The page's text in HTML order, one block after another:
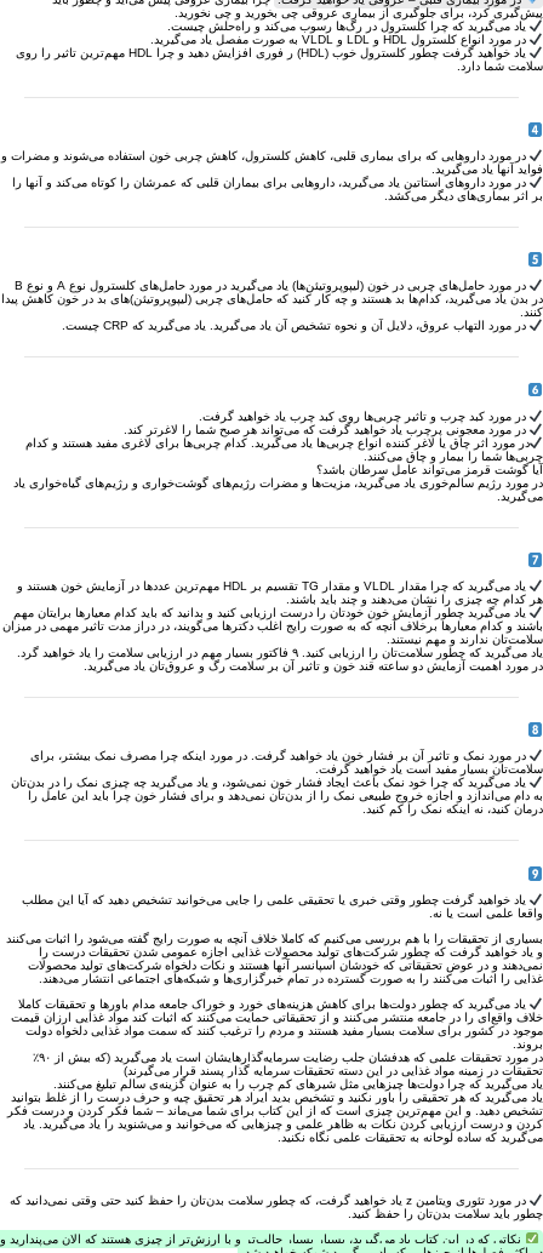
پیش‌گیری کرد، برای جلوگیری از بیماری عروقی چی بخورید و چی نخورید.
یاد می‌گیرید که چرا کلسترول در رگ‌ها رسوب می‌کند و راه‌حلش چیست.
در مورد انواع کلسترول HDL و LDL و VLDL به صورت مفصل یاد می‌گیرید.
یاد خواهید گرفت چطور کلسترول خوب (HDL) ر فوری افزایش دهید و چرا HDL مهم‌ترین تاثیر را روی
سلامت شما دارد.
در مورد دارو‌هایی که برای بیماری قلبی، کاهش کلسترول، کاهش چربی خون استفاده می‌شوند و مضرات و
فواید آنها یاد می‌گیرید.
در مورد دارو‌های استاتین یاد می‌گیرید، دارو‌هایی برای بیماران قلبی که عمرشان را کوتاه می‌کند و آنها را
بر اثر بیماری‌های دیگر می‌کشد.
در مورد حامل‌های چربی در خون (لیپو‌پروتیئن‌ها) یاد می‌گیرید در مورد حامل‌های کلسترول نوع A و نوع B
در بدن یاد می‌گیرید، کدام‌ها بد هستند و چه کار کنید که حامل‌های چربی (لیپو‌پروتیئن‌)های بد در خون کاهش پیدا
کنند.
در مورد التهاب عروق، دلایل آن و نحوه تشخیص آن یاد می‌گیرید. یاد می‌گیرید که CRP چیست.
در مورد کبد چرب و تاثیر چربی‌ها روی کبد چرب یاد خواهید گرفت.
در مورد معجونی پر‌چرب یاد خواهید گرفت که می‌تواند هر صبح شما را لاغر‌تر کند.
در مورد اثر چاق یا لاغر کننده انواع چربی‌ها یاد می‌گیرید. کدام چربی‌ها برای لاغری مفید هستند و کدام
چربی‌ها شما را بیمار و چاق می‌کنند.
آیا گوشت قرمز می‌تواند عامل سرطان باشد؟
در مورد رژیم سالم‌خوری یاد می‌گیرید، مزیت‌ها و مضرات رژیم‌های گوشت‌خواری و رژیم‌های گیاه‌خواری یاد
می‌گیرید.
یاد می‌گیرید که چرا مقدار VLDL و مقدار TG تقسیم بر HDL مهم‌ترین عدد‌ها در آزمایش خون هستند و
هر کدام چه چیزی را نشان می‌دهند و چند باید باشند.
یاد می‌گیرید چطور آزمایش خون خودتان را درست ارزیابی کنید و بدانید که باید کدام معیار‌ها برایتان مهم
باشند و کدام معیار‌ها بر‌خلاف آنچه که به صورت رایج اغلب دکتر‌ها می‌گویند، در دراز مدت تاثیر مهمی در میزان
سلامت‌تان ندارند و مهم نیستند.
یاد می‌گیرید که چطور سلامت‌تان را ارزیابی کنید. ۹ فاکتور بسیار مهم در ارزیابی سلامت را یاد خواهید گرد.
در مورد اهمیت آزمایش دو ساعته قند خون و تاثیر آن بر سلامت رگ و عروق‌تان یاد می‌گیرید.
در مورد نمک و تاثیر آن بر فشار خون یاد خواهید گرفت. در مورد اینکه چرا مصرف نمک بیشتر، برای
سلامت‌تان بسیار مفید است یاد خواهید گرفت.
یاد می‌گیرید که چرا خود نمک باعث ایجاد فشار خون نمی‌شود، و یاد می‌گیرید چه چیزی نمک را در بدن‌تان
به دام می‌اندازد و اجازه خروج طبیعی نمک را از بدن‌تان نمی‌دهد و برای فشار خون چرا باید این عامل را
درمان کنید، نه اینکه نمک را کم کنید.
یاد خواهید گرفت چطور وقتی خبری یا تحقیقی علمی را جایی می‌خوانید تشخیص دهید که آیا این مطلب
واقعا علمی است یا نه.
بسیاری از تحقیقات را با هم بررسی می‌کنیم که کاملا خلاف آنچه به صورت رایج گفته می‌شود را اثبات می‌کنند
و یاد خواهید گرفت که چطور شرکت‌های تولید محصولات غذایی اجازه عمومی شدن تحقیقات درست را
نمی‌دهند و در عوض تحقیقاتی که خودشان اسپانسر آنها هستند و نکات دلخواه شرکت‌های تولید محصولات
غذایی را اثبات می‌کنند را به صورت گسترده در تمام خبرگزاری‌ها و شبکه‌های اجتماعی انتشار می‌دهند.
یاد می‌گیرید که چطور دولت‌ها برای کاهش هزینه‌های خورد و خوراک جامعه مدام باور‌ها و تحقیقات کاملا
خلاف واقع‌ای را در جامعه منتشر می‌کنند و از تحقیقاتی حمایت می‌کنند که اثبات کند مواد غذایی ارزان‌ قیمت
موجود در کشور برای سلامت بسیار مفید هستند و مردم را ترغیب کنند که سمت مواد غذایی دلخواه دولت
بروند.
در مورد تحقیقات علمی که هدفشان جلب رضایت سرمایه‌گذار‌هایشان است یاد می‌گیرید (که بیش از ۹۰٪
تحقیقات در زمینه مواد غذایی در این دسته تحقیقات سرمایه گذار پسند قرار می‌گیرند)
یاد می‌گیرید که چرا دولت‌ها چیز‌هایی مثل شیر‌های کم چرب را به عنوان گزینه‌ی سالم تبلیغ می‌کنند.
یاد می‌گیرید که هر تحقیقی را باور نکنید و تشخیص بدید ایراد هر تحقیق چیه و حرف درست را از غلط بتوانید
تشخیص دهید. و این مهم‌ترین چیزی است که از این کتاب برای شما می‌ماند – شما فکر کردن و درست فکر
کردن و درست ارزیابی کردن نکات به ظاهر علمی و چیز‌هایی که می‌خوانید و می‌شنوید را یاد می‌گیرید. یاد
می‌گیرید که ساده‌ لوحانه به تحقیقات علمی نگاه نکنید.
در مورد تئوری ویتامین z یاد خواهید گرفت، که چطور سلامت بد‌ن‌تان را حفظ کنید حتی وقتی نمی‌دانید که
چطور باید سلامت بدن‌تان را حفظ کنید.
نکاتی که در این کتاب یاد می‌گیرید، بسیار بسیار جالب‌تر و با ارزش‌تر از چیزی هستند که الان می‌پندارید و